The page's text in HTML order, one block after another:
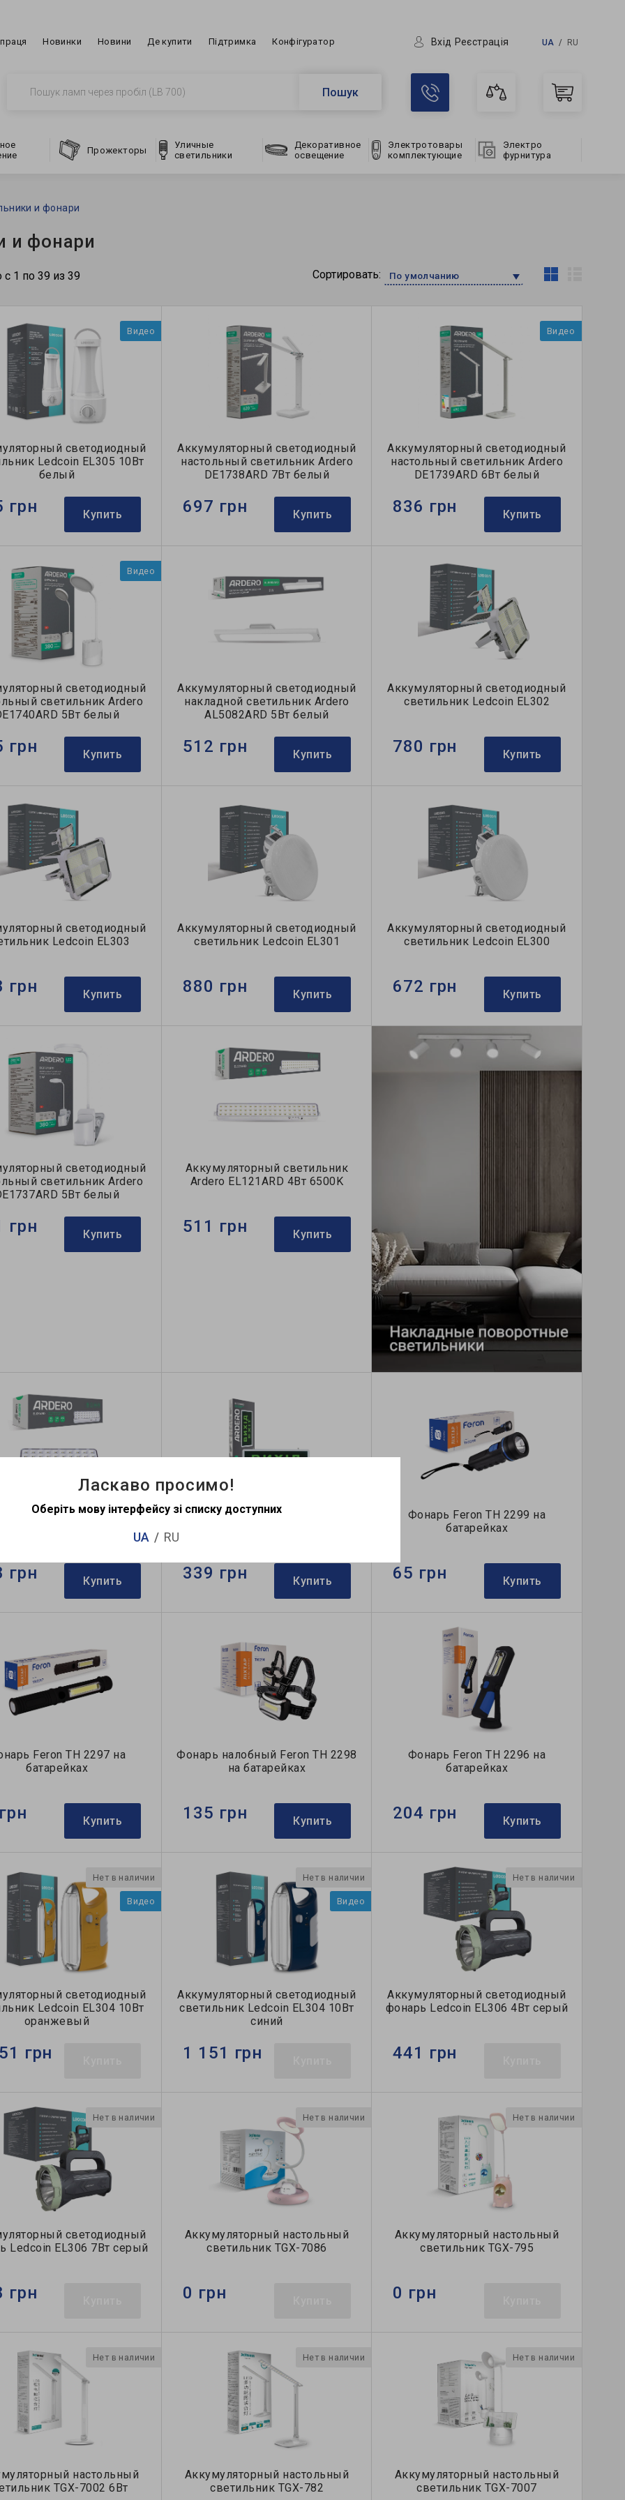
Новинки Новини Де купити Підтримка Конфігуратор Вхід Реєстрація UA RU
Пошук
Прожекторы
Уличные
светильники
Декоративное
освещение
Электротовары
комплектующие
Электро
фурнитура
и фонари
и фонари
с 1 по 39 из 39 Сортировать: По умолчанию
Видео
светодиодный
Ledcoin EL305 10Вт
белый
грн Купить
Аккумуляторный светодиодный
настольный светильник Ardero
DE1738ARD 7Вт белый
697 грн Купить
Видео
Аккумуляторный светодиодный
настольный светильник Ardero
DE1739ARD 6Вт белый
836 грн Купить
Видео
светодиодный
светильник Ardero
5Вт белый
грн Купить
Аккумуляторный светодиодный
накладной светильник Ardero
AL5082ARD 5Вт белый
512 грн Купить
Аккумуляторный светодиодный
светильник Ledcoin EL302
780 грн Купить
светодиодный
Ledcoin EL303
грн Купить
Аккумуляторный светодиодный
светильник Ledcoin EL301
880 грн Купить
Аккумуляторный светодиодный
светильник Ledcoin EL300
672 грн Купить
светодиодный
светильник Ardero
5Вт белый
грн Купить
Аккумуляторный светильник
Ardero EL121ARD 4Вт 6500K
511 грн Купить
светильник
грн Купить
Аккумуляторный светодиодный
339 грн Купить
Фонарь Feron TH 2299 на
батарейках
65 грн Купить
Feron TH 2297 на
батарейках
Купить
Фонарь налобный Feron TH 2298
на батарейках
135 грн Купить
Фонарь Feron TH 2296 на
батарейках
204 грн Купить
Нет в наличии
Видео
светодиодный
Ledcoin EL304 10Вт
оранжевый
грн
Нет в наличии
Видео
Аккумуляторный светодиодный
светильник Ledcoin EL304 10Вт
синий
1 151 грн
Нет в наличии
Аккумуляторный светодиодный
фонарь Ledcoin EL306 4Вт серый
441 грн
Нет в наличии
светодиодный
Ledcoin EL306 7Вт серый
грн
Нет в наличии
Аккумуляторный настольный
светильник TGX-7086
0 грн
Нет в наличии
Аккумуляторный настольный
светильник TGX-795
0 грн
Нет в наличии
настольный
TGX-7002 6Вт
Нет в наличии
Аккумуляторный настольный
светильник TGX-782
Нет в наличии
Аккумуляторный настольный
светильник TGX-7007
Ласкаво просимо!
Оберіть мову інтерфейсу зі списку доступних
UA RU